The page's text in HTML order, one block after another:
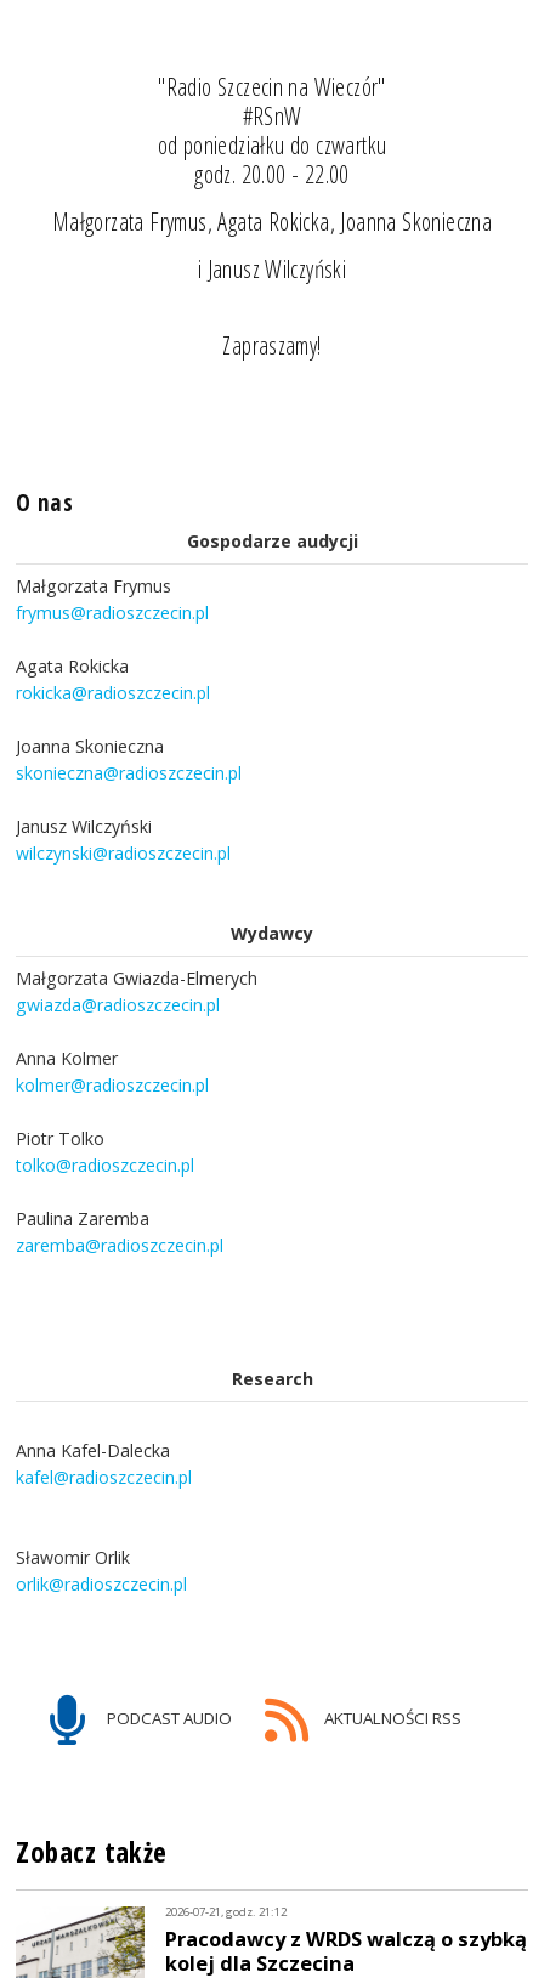
"Radio Szczecin na Wieczór"
#RSnW
od poniedziałku do czwartku
godz. 20.00 - 22.00
Małgorzata Frymus, Agata Rokicka, Joanna Skonieczna
i Janusz Wilczyński
Zapraszamy!
O nas
Gospodarze audycji
Małgorzata Frymus
frymus@radioszczecin.pl
Agata Rokicka
rokicka@radioszczecin.pl
Joanna Skonieczna
skonieczna@radioszczecin.pl
Janusz Wilczyński
wilczynski@radioszczecin.pl
Wydawcy
Małgorzata Gwiazda-Elmerych
gwiazda@radioszczecin.pl
Anna Kolmer
kolmer@radioszczecin.pl
Piotr Tolko
tolko@radioszczecin.pl
Paulina Zaremba
zaremba@radioszczecin.pl
Research
Anna Kafel-Dalecka
kafel@radioszczecin.pl
Sławomir Orlik
orlik@radioszczecin.pl
PODCAST AUDIO AKTUALNOŚCI RSS
Zobacz także
2026-07-21, godz. 21:12
Pracodawcy z WRDS walczą o szybką
kolej dla Szczecina